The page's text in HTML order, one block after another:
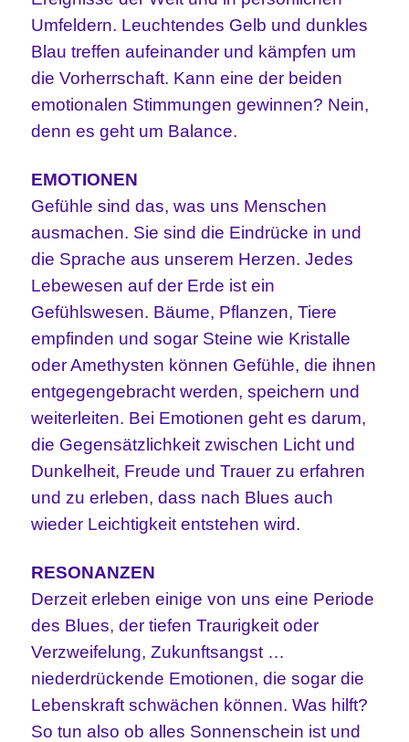
Umfeldern. Leuchtendes Gelb und dunkles
Blau treffen aufeinander und kämpfen um
die Vorherrschaft. Kann eine der beiden
emotionalen Stimmungen gewinnen? Nein,
denn es geht um Balance.
EMOTIONEN
Gefühle sind das, was uns Menschen
ausmachen. Sie sind die Eindrücke in und
die Sprache aus unserem Herzen. Jedes
Lebewesen auf der Erde ist ein
Gefühlswesen. Bäume, Pflanzen, Tiere
empfinden und sogar Steine wie Kristalle
oder Amethysten können Gefühle, die ihnen
entgegengebracht werden, speichern und
weiterleiten. Bei Emotionen geht es darum,
die Gegensätzlichkeit zwischen Licht und
Dunkelheit, Freude und Trauer zu erfahren
und zu erleben, dass nach Blues auch
wieder Leichtigkeit entstehen wird.
RESONANZEN
Derzeit erleben einige von uns eine Periode
des Blues, der tiefen Traurigkeit oder
Verzweifelung, Zukunftsangst …
niederdrückende Emotionen, die sogar die
Lebenskraft schwächen können. Was hilft?
So tun also ob alles Sonnenschein ist und